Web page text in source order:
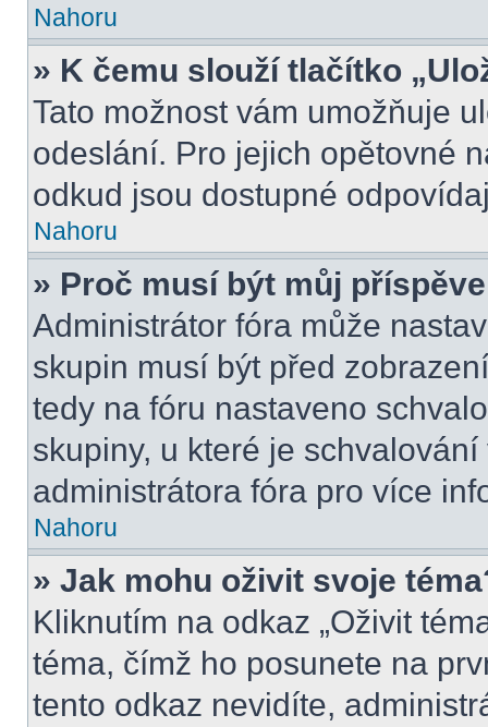
Nahoru
» K čemu slouží tlačítko
Tato možnost vám umožňuje
odeslání. Pro jejich opětovné
odkud jsou dostupné
Nahoru
» Proč musí být můj
Administrátor fóra může
skupin musí být před
tedy na fóru nastaveno
skupiny, u které je
administrátora fóra pro více
Nahoru
» Jak mohu oživit svoje
Kliknutím na odkaz „Oživit
téma, čímž ho posunete na
tento odkaz nevidíte,